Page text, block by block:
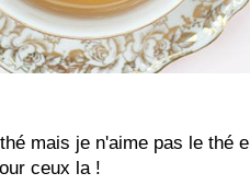
mais je n'aime pas le thé
ceux la !